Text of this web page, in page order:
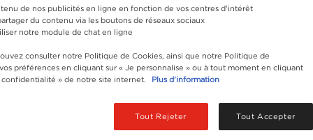
de nos publicités en ligne en fonction de vos centres d'intérêt
du contenu via les boutons de réseaux sociaux
notre module de chat en ligne
consulter notre Politique de Cookies, ainsi que notre Politique de
préférences en cliquant sur « Je personnalise » ou à tout moment en cliquant
confidentialité » de notre site internet.
Plus d'information
Tout Rejeter Tout Accepter